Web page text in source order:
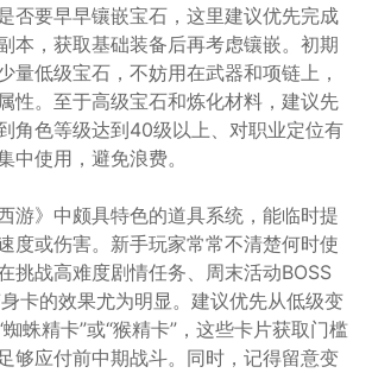
否要早早镶嵌宝石，这里建议优先完成
本，获取基础装备后再考虑镶嵌。初期
量低级宝石，不妨用在武器和项链上，
性。至于高级宝石和炼化材料，建议先
角色等级达到40级以上、对职业定位有
中使用，避免浪费。
游》中颇具特色的道具系统，能临时提
度或伤害。新手玩家常常不清楚何时使
挑战高难度剧情任务、周末活动BOSS
卡的效果尤为明显。建议优先从低级变
蛛精卡”或“猴精卡”，这些卡片获取门槛
够应付前中期战斗。同时，记得留意变